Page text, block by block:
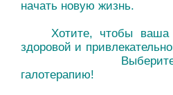
начать новую жизнь.
Хотите, чтобы ваша
здоровой и
Выберите
галотерапию!